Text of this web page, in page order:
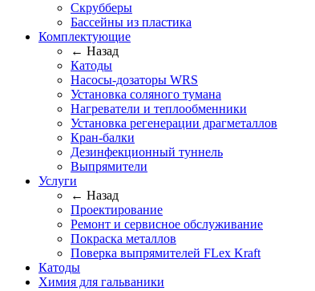
Скрубберы
Бассейны из пластика
Комплектующие
← Назад
Катоды
Насосы-дозаторы WRS
Установка соляного тумана
Нагреватели и теплообменники
Установка регенерации драгметаллов
Кран-балки
Дезинфекционный туннель
Выпрямители
Услуги
← Назад
Проектирование
Ремонт и сервисное обслуживание
Покраска металлов
Поверка выпрямителей FLex Kraft
Катоды
Химия для гальваники